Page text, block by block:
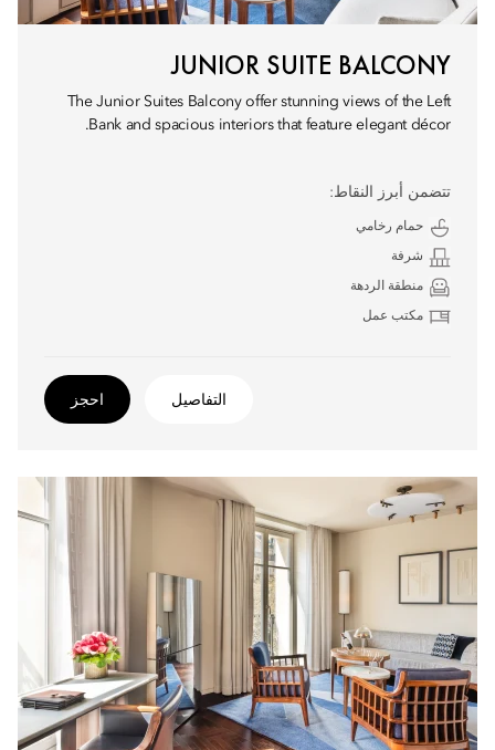
JUNIOR SUITE BALCONY
The Junior Suites Balcony offer stunning views of the Left
Bank and spacious interiors that feature elegant décor.
تتضمن أبرز النقاط:
حمام رخامي
شرفة
منطقة الردهة
مكتب عمل
التفاصيل احجز